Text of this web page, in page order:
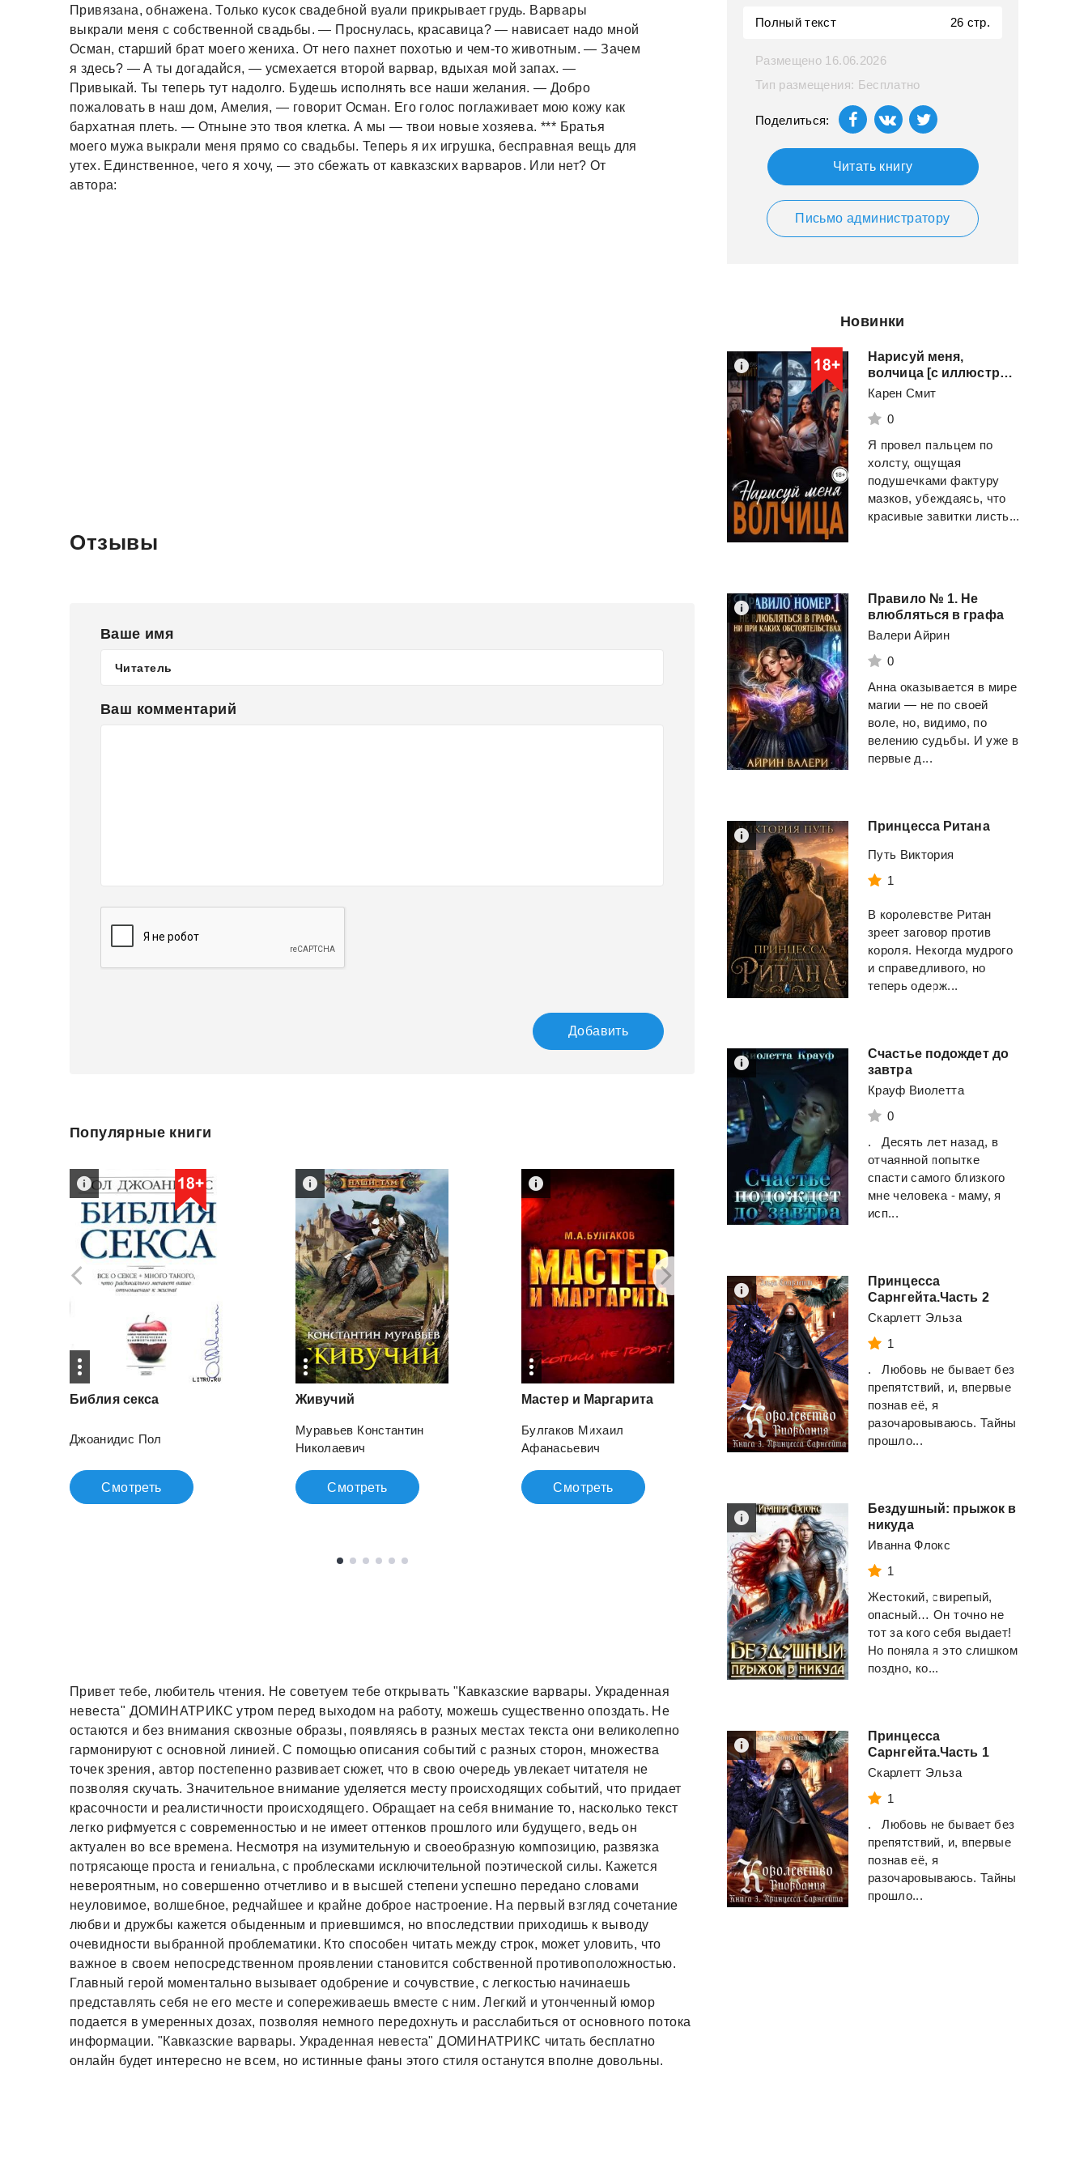
Привязана, обнажена. Только кусок свадебной вуали прикрывает грудь. Варвары
выкрали меня с собственной свадьбы. — Проснулась, красавица? — нависает надо мной
Осман, старший брат моего жениха. От него пахнет похотью и чем-то животным. — Зачем
я здесь? — А ты догадайся, — усмехается второй варвар, вдыхая мой запах. —
Привыкай. Ты теперь тут надолго. Будешь исполнять все наши желания. — Добро
пожаловать в наш дом, Амелия, — говорит Осман. Его голос поглаживает мою кожу как
бархатная плеть. — Отныне это твоя клетка. А мы — твои новые хозяева. *** Братья
моего мужа выкрали меня прямо со свадьбы. Теперь я их игрушка, бесправная вещь для
утех. Единственное, чего я хочу, — это сбежать от кавказских варваров. Или нет? От
автора:
Отзывы
Ваше имя
Ваш комментарий
Добавить
Популярные книги
Библия секса
Джоанидис Пол
Смотреть
Живучий
Муравьев Константин
Николаевич
Смотреть
Мастер и Маргарита
Булгаков Михаил
Афанасьевич
Смотреть
Другой мир: преемник
древних
Городецкий Иван
Сухов Александр
Привет тебе, любитель чтения. Не советуем тебе открывать "Кавказские варвары. Украденная
невеста" ДОМИНАТРИКС утром перед выходом на работу, можешь существенно опоздать. Не
остаются и без внимания сквозные образы, появляясь в разных местах текста они великолепно
гармонируют с основной линией. С помощью описания событий с разных сторон, множества
точек зрения, автор постепенно развивает сюжет, что в свою очередь увлекает читателя не
позволяя скучать. Значительное внимание уделяется месту происходящих событий, что придает
красочности и реалистичности происходящего. Обращает на себя внимание то, насколько текст
легко рифмуется с современностью и не имеет оттенков прошлого или будущего, ведь он
актуален во все времена. Несмотря на изумительную и своеобразную композицию, развязка
потрясающе проста и гениальна, с проблесками исключительной поэтической силы. Кажется
невероятным, но совершенно отчетливо и в высшей степени успешно передано словами
неуловимое, волшебное, редчайшее и крайне доброе настроение. На первый взгляд сочетание
любви и дружбы кажется обыденным и приевшимся, но впоследствии приходишь к выводу
очевидности выбранной проблематики. Кто способен читать между строк, может уловить, что
важное в своем непосредственном проявлении становится собственной противоположностью.
Главный герой моментально вызывает одобрение и сочувствие, с легкостью начинаешь
представлять себя не его месте и сопереживаешь вместе с ним. Легкий и утонченный юмор
подается в умеренных дозах, позволяя немного передохнуть и расслабиться от основного потока
информации. "Кавказские варвары. Украденная невеста" ДОМИНАТРИКС читать бесплатно
онлайн будет интересно не всем, но истинные фаны этого стиля останутся вполне довольны.
Полный текст 26 стр.
Размещено 16.06.2026
Тип размещения: Бесплатно
Поделиться:
Читать книгу
Письмо администратору
Новинки
Нарисуй меня,
волчица [с иллюстрациями
Карен Смит
0
Я провел пальцем по
холсту, ощущая
подушечками фактуру
мазков, убеждаясь, что
красивые завитки листь...
Правило № 1. Не
влюбляться в графа
Валери Айрин
0
Анна оказывается в мире
магии — не по своей
воле, но, видимо, по
велению судьбы. И уже в
первые д...
Принцесса Ритана
Путь Виктория
1
В королевстве Ритан
зреет заговор против
короля. Некогда мудрого
и справедливого, но
теперь одерж...
Счастье подождет до
завтра
Крауф Виолетта
0
. Десять лет назад, в
отчаянной попытке
спасти самого близкого
мне человека - маму, я
исп...
Принцесса
Сарнгейта.Часть 2
Скарлетт Эльза
1
. Любовь не бывает без
препятствий, и, впервые
познав её, я
разочаровываюсь. Тайны
прошло...
Бездушный: прыжок в
никуда
Иванна Флокс
1
Жестокий, свирепый,
опасный… Он точно не
тот за кого себя выдает!
Но поняла я это слишком
поздно, ко...
Принцесса
Сарнгейта.Часть 1
Скарлетт Эльза
1
. Любовь не бывает без
препятствий, и, впервые
познав её, я
разочаровываюсь. Тайны
прошло...